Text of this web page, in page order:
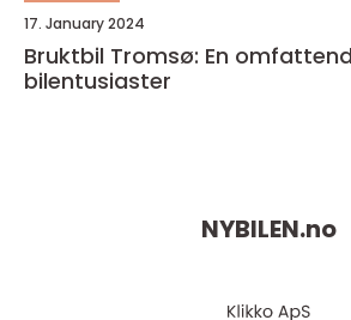
17. January 2024
Bruktbil Tromsø: En
bilentusiaster
NYBILEN.no